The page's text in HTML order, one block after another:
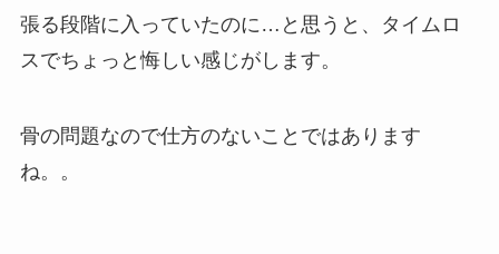
張る段階に入っていたのに…と思うと、タイムロ
スでちょっと悔しい感じがします。
骨の問題なので仕方のないことではあります
ね。。